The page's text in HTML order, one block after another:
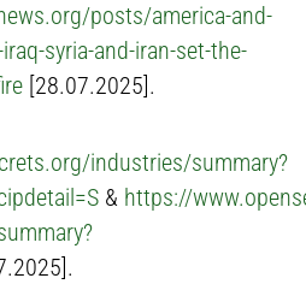
posts/america-and-
syria-and-iran-set-the-
[28.07.2025].
industries/summary?
& https://